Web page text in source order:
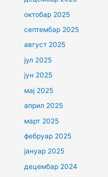
октобар 2025
септембар 2025
август 2025
јул 2025
јун 2025
мај 2025
април 2025
март 2025
фебруар 2025
јануар 2025
децембар 2024